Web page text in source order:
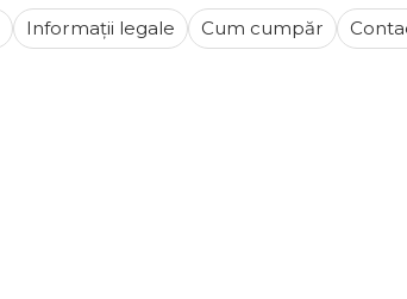
Informații legale Cum cumpăr